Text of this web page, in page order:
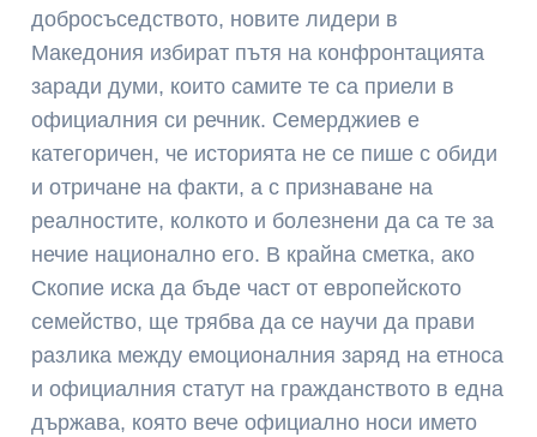
добросъседството, новите лидери в
Македония избират пътя на конфронтацията
заради думи, които самите те са приели в
официалния си речник. Семерджиев е
категоричен, че историята не се пише с обиди
и отричане на факти, а с признаване на
реалностите, колкото и болезнени да са те за
нечие национално его. В крайна сметка, ако
Скопие иска да бъде част от европейското
семейство, ще трябва да се научи да прави
разлика между емоционалния заряд на етноса
и официалния статут на гражданството в една
държава, която вече официално носи името